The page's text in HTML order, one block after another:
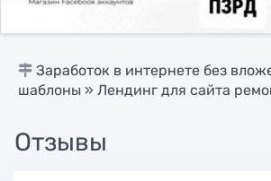
Заработок в интернете без
шаблоны » Лендинг для сайта
Отзывы